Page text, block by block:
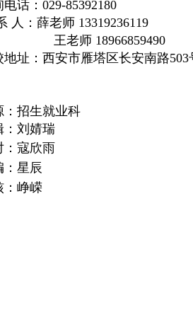
电话：029-85392180
人：薛老师 13319236119
王老师 18966859490
地址：西安市雁塔区长安南路503
：招生就业科
：刘婧瑞
：寇欣雨
：星辰
：峥嵘